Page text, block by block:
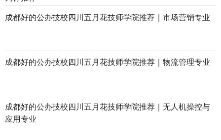
成都好的公办技校四川五月花技师学院推荐｜市场营销专业
成都好的公办技校四川五月花技师学院推荐｜物流管理专业
成都好的公办技校四川五月花技师学院推荐｜无人机操控与
应用专业